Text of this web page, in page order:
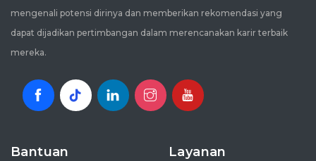
mengenali potensi dirinya dan memberikan rekomendasi yang
dapat dijadikan pertimbangan dalam merencanakan karir terbaik
mereka.
Bantuan Layanan